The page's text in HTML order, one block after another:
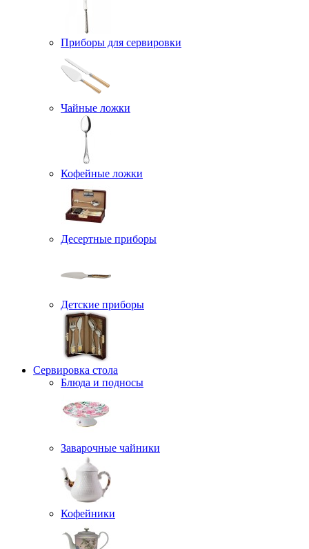
Приборы для сервировки
Чайные ложки
Кофейные ложки
Десертные приборы
Детские приборы
Сервировка стола
Блюда и подносы
Заварочные чайники
Кофейники